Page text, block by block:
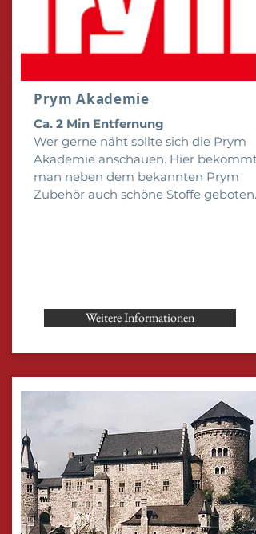
Ca. 2 Min Entfernung
Wer gerne näht sollte sich die Prym
Akademie anschauen. Hier bekommt
man neben dem bekannten Prym
Zubehör auch schöne Stoffe geboten.
Prym Akademie
Weitere Informationen